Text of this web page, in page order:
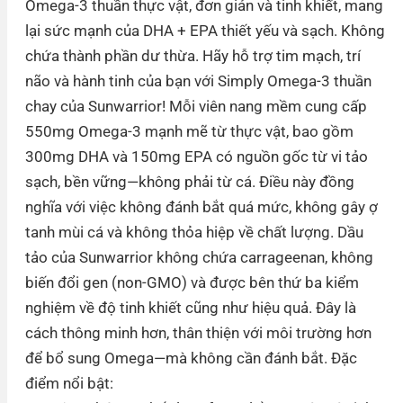
Có thể hiểu whole food là dạng thực phẩm chưa qua
chế biến hay tinh chế, hoặc chế biến & tinh chế càng ít
càng tốt. Bánh mỳ không phải là dạng whole food vì
hầu hết nó bị mất lớp cám ( giúp nó mềm, dễ ăn hơn)
và bị nướng ở nhiệt độ cao làm hỏng nhiều giá trị dinh
dưỡng rồi. Rau bạn luộc cũng không phải whole food
vì nhiệt và nước làm mất khá nhiều dinh dưỡng.
Vậy Whole Food Có Phải Tốt Nhất ?
Theo An thì không hoàn toàn, có những loại thực
phẩm khi chế biến sẽ cho giá trị dinh dưỡng tốt hơn
hoặc lành mạnh hơn. Ví dụ cà chua luộc lên thì tốt hơn
ăn sống. Hay người có đường ruột kém mà ăn đồ
chưa chế biến sẽ khó tiêu, đau bụng.
Các loại bột An bán (ví dụ bột lựu, việt quất,…) cũng
được coi là whole food, vì nó dùng công nghệ sấy lạnh
Omega-3 thuần thực vật, đơn giản và tinh khiết, mang
lại sức mạnh của DHA + EPA thiết yếu và sạch. Không
chứa thành phần dư thừa. Hãy hỗ trợ tim mạch, trí
não và hành tinh của bạn với Simply Omega-3 thuần
chay của Sunwarrior! Mỗi viên nang mềm cung cấp
550mg Omega-3 mạnh mẽ từ thực vật, bao gồm
300mg DHA và 150mg EPA có nguồn gốc từ vi tảo
sạch, bền vững—không phải từ cá. Điều này đồng
nghĩa với việc không đánh bắt quá mức, không gây ợ
tanh mùi cá và không thỏa hiệp về chất lượng. Dầu
tảo của Sunwarrior không chứa carrageenan, không
biến đổi gen (non-GMO) và được bên thứ ba kiểm
nghiệm về độ tinh khiết cũng như hiệu quả. Đây là
cách thông minh hơn, thân thiện với môi trường hơn
để bổ sung Omega—mà không cần đánh bắt. Đặc
điểm nổi bật: